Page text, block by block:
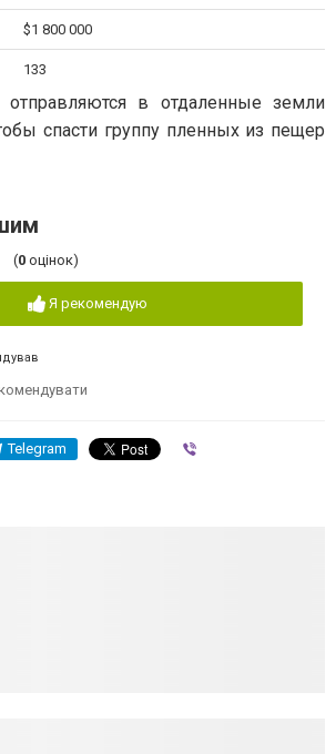
$1 800 000
133
в отдаленные земли
спасти группу пленных из пещер
(0 оцінок)
Я рекомендую
Telegram